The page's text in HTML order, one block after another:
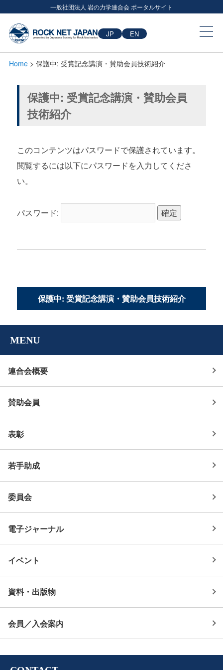
一般社団法人 岩の力学連合会 ポータルサイト
JP EN
Home > 保護中: 受賞記念講演・賛助会員技術紹介
保護中: 受賞記念講演・賛助会員
技術紹介
このコンテンツはパスワードで保護されています。
閲覧するには以下にパスワードを入力してくださ
い。
パスワード:
保護中: 受賞記念講演・賛助会員技術紹介
MENU
連合会概要
賛助会員
表彰
若手助成
委員会
電子ジャーナル
イベント
資料・出版物
会員／入会案内